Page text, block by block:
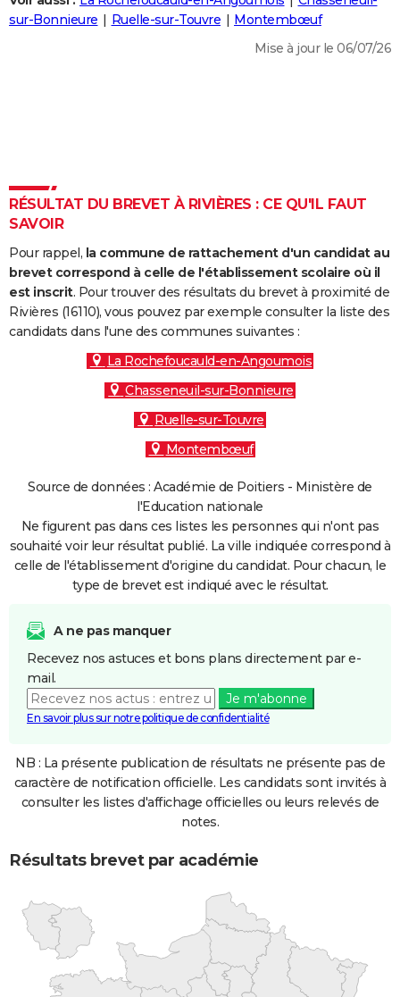
Destinations
City break
Voyage nature
Voyage de noces
Forum
Climat
+
PHOTO
Dictionnaire
Biographies
Citations
Expressions
Proverbes
PROGRAMME TV
S'inscrire
Se connecter
Lycées
Collèges
Primaires
Universités
Entreprises
Service militaire
Avis de recherche
AVIS DE DÉCÈS
FORUM
sur-Bonnieure
Ruelle-sur-Touvre
Montembœuf
Mise à jour le 06/07/26
RÉSULTAT DU BREVET À RIVIÈRES : CE QU'IL FAUT
SAVOIR
Pour rappel, la commune de rattachement d'un candidat au
brevet correspond à celle de l'établissement scolaire où il
est inscrit. Pour trouver des résultats du brevet à proximité de
Rivières (16110), vous pouvez par exemple consulter la liste des
candidats dans l'une des communes suivantes :
La Rochefoucauld-en-Angoumois
Chasseneuil-sur-Bonnieure
Ruelle-sur-Touvre
Montembœuf
Source de données : Académie de Poitiers - Ministère de
l'Education nationale
Ne figurent pas dans ces listes les personnes qui n'ont pas
souhaité voir leur résultat publié. La ville indiquée correspond à
celle de l'établissement d'origine du candidat. Pour chacun, le
type de brevet est indiqué avec le résultat.
A ne pas manquer
Recevez nos astuces et bons plans directement par e-
mail.
Je m'abonne
En savoir plus sur notre politique de confidentialité
NB : La présente publication de résultats ne présente pas de
caractère de notification officielle. Les candidats sont invités à
consulter les listes d'affichage officielles ou leurs relevés de
notes.
Résultats brevet par académie